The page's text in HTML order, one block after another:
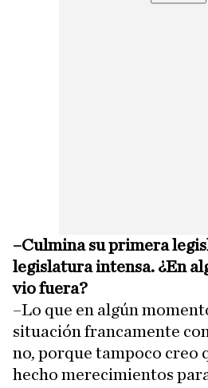
–Culmina su primera
legislatura intensa. ¿En
vio fuera?
–Lo que en algún
situación francamente
no, porque tampoco creo
hecho merecimientos